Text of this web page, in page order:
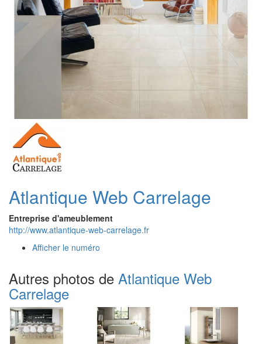
Atlantique Web Carrelage
Entreprise d'ameublement
http://www.atlantique-web-carrelage.fr
Afficher le numéro
Autres photos de Atlantique Web
Carrelage